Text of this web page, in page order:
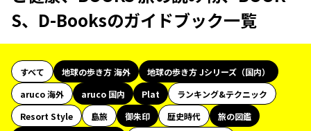
S、D-Booksのガイドブック一覧
すべて 地球の歩き方 海外
地球の歩き方 Jシリーズ（国内）
aruco 海外
aruco 国内 Plat
ランキング&テクニック
Resort Style
島旅 御朱印 歴史時代
旅の図鑑